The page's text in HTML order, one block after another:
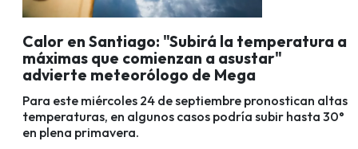
Calor en Santiago: "Subirá la temperatura a
máximas que comienzan a asustar"
advierte meteorólogo de Mega
Para este miércoles 24 de septiembre pronostican altas
temperaturas, en algunos casos podría subir hasta 30°
en plena primavera.